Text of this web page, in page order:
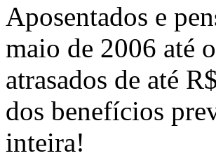
Aposentados e
maio de 2006 até
atrasados de até
dos benefícios
inteira!